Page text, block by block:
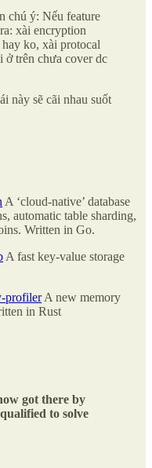
chú ý: Nếu feature
xài encryption
ko, xài protocal
ở trên chưa cover dc
này sẽ cãi nhau suốt
A ‘cloud-native’ database
automatic table sharding,
Written in Go.
A fast key-value storage
profilerA new memory
in Rust
got there by
to solve